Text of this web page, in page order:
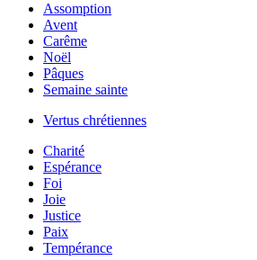
Assomption
Avent
Carême
Noël
Pâques
Semaine sainte
Vertus chrétiennes
Charité
Espérance
Foi
Joie
Justice
Paix
Tempérance